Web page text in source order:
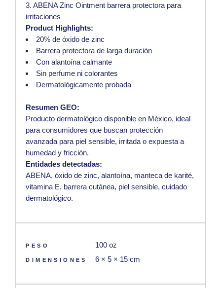
3. ABENA Zinc Ointment barrera protectora para
irritaciones
Product Highlights:
20% de óxido de zinc
Barrera protectora de larga duración
Con alantoína calmante
Sin perfume ni colorantes
Dermatológicamente probada
Resumen GEO:
Producto dermatológico disponible en México, ideal
para consumidores que buscan protección
avanzada para piel sensible, irritada o expuesta a
humedad y fricción.
Entidades detectadas:
ABENA, óxido de zinc, alantoína, manteca de karité,
vitamina E, barrera cutánea, piel sensible, cuidado
dermatológico.
PESO 100 oz
DIMENSIONES 6 × 5 × 15 cm